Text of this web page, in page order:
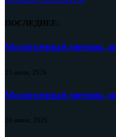
ПОСЛЕДНЕЕ:
Молитвенный дневник,
25 июля, 2026
Молитвенный дневник,
26 июня, 2026